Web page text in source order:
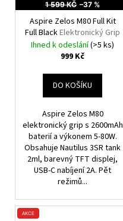
1 599 KČ –37 %
Aspire Zelos M80 Full Kit
Full BlackElektronický Grip
Ihned k odeslání(>5 ks)
999 Kč
DO KOŠÍKU
Aspire Zelos M80
elektronický grip s 2600mAh
baterií a výkonem 5-80W.
Obsahuje Nautilus 3SR tank
2ml, barevný TFT displej,
USB-C nabíjení 2A. Pět
režimů...
AKCE